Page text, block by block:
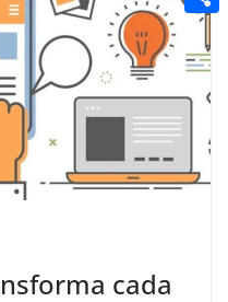
cada
n
e
r
r
r
e
t
a
id
d
o
m
a